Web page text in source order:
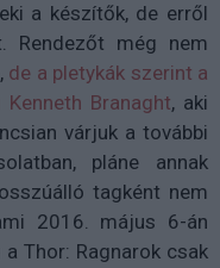
a készítők, de erről
Rendezőt még nem
de a pletykák szerint a
Branaght, aki
várjuk a további
pláne annak
tagként nem
2016. május 6-án
Thor: Ragnarok csak